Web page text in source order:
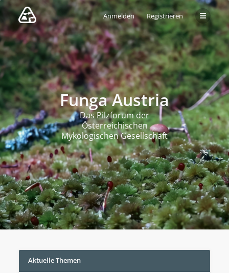
Anmelden Registrieren
Funga Austria
Das Pilzforum der
Österreichischen
Mykologischen Gesellschaft
Aktuelle Themen